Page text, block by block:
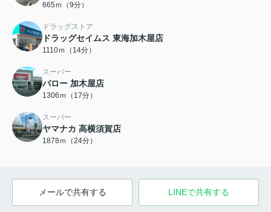
665ｍ（9分）
ドラッグストア
ドラッグセイムス 東海加木屋店
1110ｍ（14分）
スーパー
バロー 加木屋店
1306ｍ（17分）
スーパー
ヤマナカ 高横須賀店
1878ｍ（24分）
メールで共有する LINEで共有する